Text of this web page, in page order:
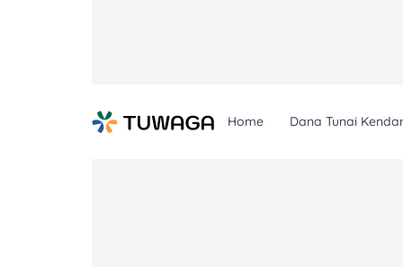
Home Dana Tunai